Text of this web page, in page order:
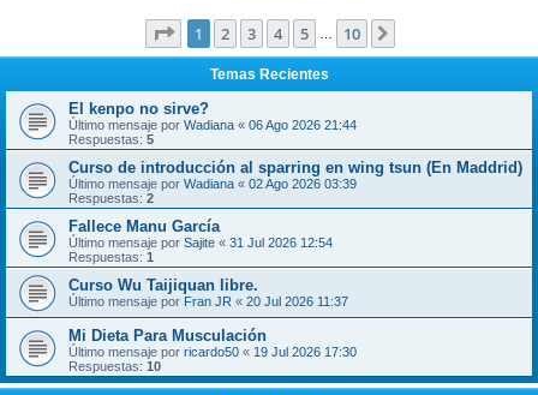
a
r
Página de 10
1 2 3 4 5 10
Temas Recientes
El kenpo no sirve?
Último mensaje por Wadiana « 06 Ago 2026 21:44
Respuestas: 5
Curso de introducción al sparring en wing tsun (En Maddrid)
Último mensaje por Wadiana « 02 Ago 2026 03:39
Respuestas: 2
Fallece Manu García
Último mensaje por Sajite « 31 Jul 2026 12:54
Respuestas: 1
Curso Wu Taijiquan libre.
Último mensaje por Fran JR « 20 Jul 2026 11:37
Mi Dieta Para Musculación
Último mensaje por ricardo50 « 19 Jul 2026 17:30
Respuestas: 10